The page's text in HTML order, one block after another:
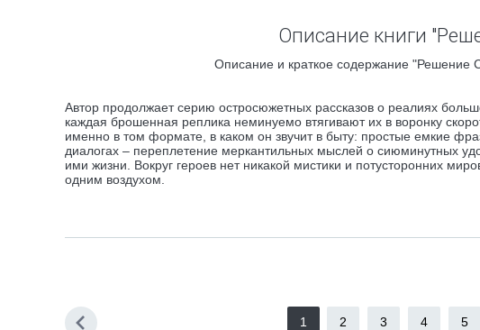
Описание книги
Описание и краткое содержание "Решение
Автор продолжает серию остросюжетных рассказов о реалиях
каждая брошенная реплика неминуемо втягивают их в воронку
именно в том формате, в каком он звучит в быту: простые емкие
диалогах – переплетение меркантильных мыслей о сиюминутных
ими жизни. Вокруг героев нет никакой мистики и потусторонних
одним воздухом.
1 2 3 4 5